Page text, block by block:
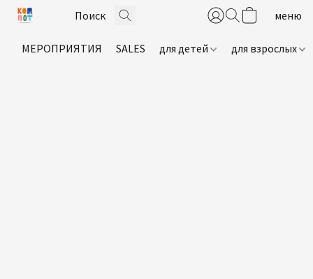
МЕРОПРИЯТИЯ SALES для детей для взрослых